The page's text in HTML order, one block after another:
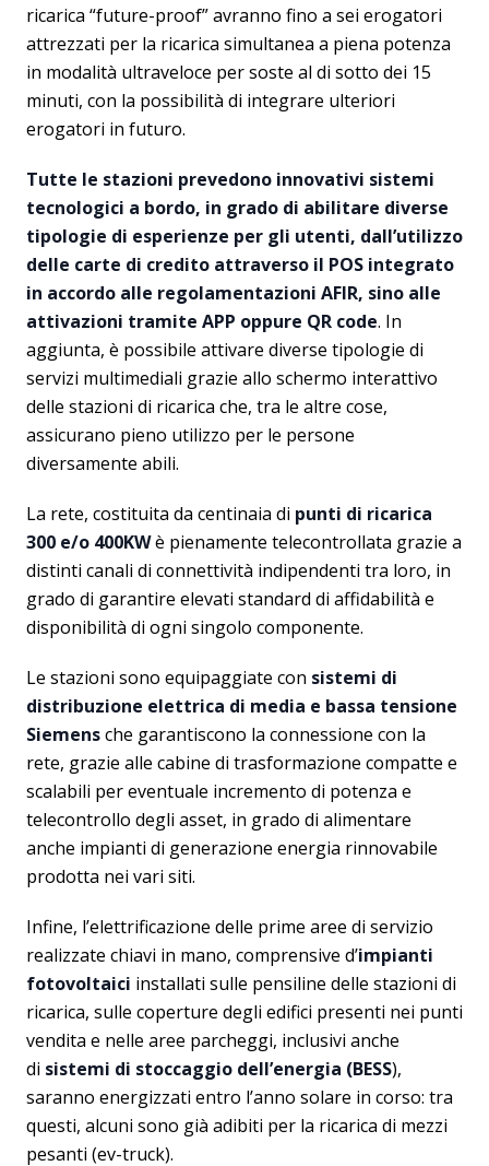
ricarica “future-proof” avranno fino a sei erogatori
attrezzati per la ricarica simultanea a piena potenza
in modalità ultraveloce per soste al di sotto dei 15
minuti, con la possibilità di integrare ulteriori
erogatori in futuro.
Tutte le stazioni prevedono innovativi sistemi
tecnologici a bordo, in grado di abilitare diverse
tipologie di esperienze per gli utenti, dall’utilizzo
delle carte di credito attraverso il POS integrato
in accordo alle regolamentazioni AFIR, sino alle
attivazioni tramite APP oppure QR code. In
aggiunta, è possibile attivare diverse tipologie di
servizi multimediali grazie allo schermo interattivo
delle stazioni di ricarica che, tra le altre cose,
assicurano pieno utilizzo per le persone
diversamente abili.
La rete, costituita da centinaia di punti di ricarica
300 e/o 400KWè pienamente telecontrollata grazie a
distinti canali di connettività indipendenti tra loro, in
grado di garantire elevati standard di affidabilità e
disponibilità di ogni singolo componente.
Le stazioni sono equipaggiate con sistemi di
distribuzione elettrica di media e bassa tensione
Siemensche garantiscono la connessione con la
rete, grazie alle cabine di trasformazione compatte e
scalabili per eventuale incremento di potenza e
telecontrollo degli asset, in grado di alimentare
anche impianti di generazione energia rinnovabile
prodotta nei vari siti.
Infine, l’elettrificazione delle prime aree di servizio
realizzate chiavi in mano, comprensive d’impianti
fotovoltaici installati sulle pensiline delle stazioni di
ricarica, sulle coperture degli edifici presenti nei punti
vendita e nelle aree parcheggi, inclusivi anche
di sistemi di stoccaggio dell’energia (BESS),
saranno energizzati entro l’anno solare in corso: tra
questi, alcuni sono già adibiti per la ricarica di mezzi
pesanti (ev-truck).